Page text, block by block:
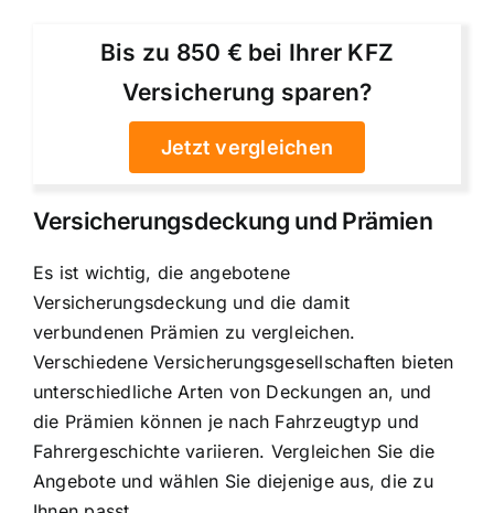
Bis zu 850 € bei Ihrer KFZ
Versicherung sparen?
Jetzt vergleichen
Versicherungsdeckung und Prämien
Es ist wichtig, die angebotene
Versicherungsdeckung und die damit
verbundenen Prämien zu vergleichen.
Verschiedene Versicherungsgesellschaften bieten
unterschiedliche Arten von Deckungen an, und
die Prämien können je nach Fahrzeugtyp und
Fahrergeschichte variieren. Vergleichen Sie die
Angebote und wählen Sie diejenige aus, die zu